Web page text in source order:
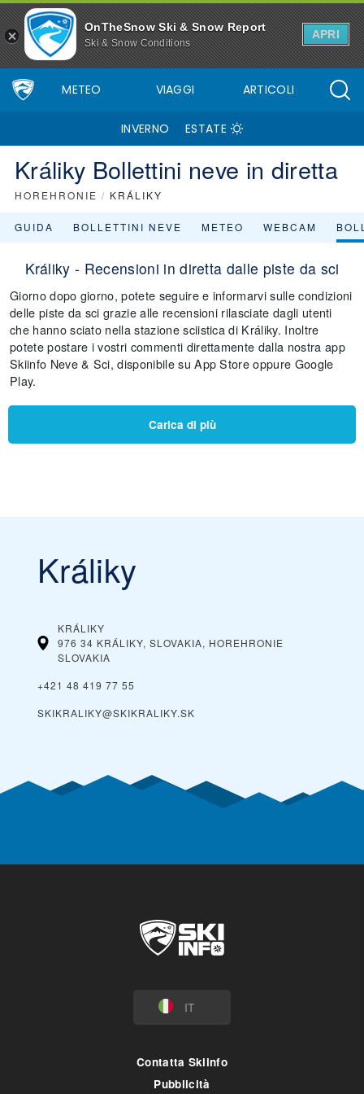
OnTheSnow Ski & Snow Report
Ski & Snow Conditions
APRI
METEO VIAGGI ARTICOLI
INVERNO ESTATE
Králiky Bollettini neve in diretta
HOREHRONIE / KRÁLIKY
GUIDA BOLLETTINI NEVE METEO WEBCAM
Králiky - Recensioni in diretta dalle piste da sci
Giorno dopo giorno, potete seguire e informarvi sulle condizioni
delle piste da sci grazie alle recensioni rilasciate dagli utenti
che hanno sciato nella stazione sciistica di Králiky. Inoltre
potete postare i vostri commenti direttamente dalla nostra app
Skiinfo Neve & Sci, disponibile su App Store oppure Google
Play.
Carica di più
Králiky
KRÁLIKY
976 34 KRÁLIKY, SLOVAKIA, HOREHRONIE
SLOVAKIA
+421 48 419 77 55
SKIKRALIKY@SKIKRALIKY.SK
IT
Contatta Skiinfo
Pubblicità